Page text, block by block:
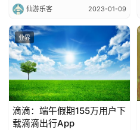
仙游乐客 2023-01-09
业界
滴滴：端午假期155万用户下
载滴滴出行App